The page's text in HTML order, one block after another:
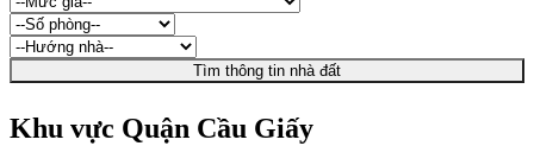
Tìm thông tin nhà đất
Khu vực Quận Cầu Giấy